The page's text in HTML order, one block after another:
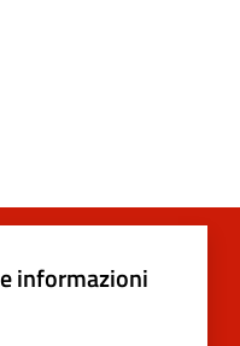
informazioni